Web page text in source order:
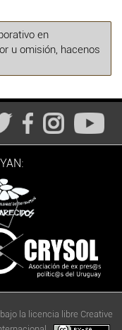
en
u omisión, hacenos
la licencia libre Creative